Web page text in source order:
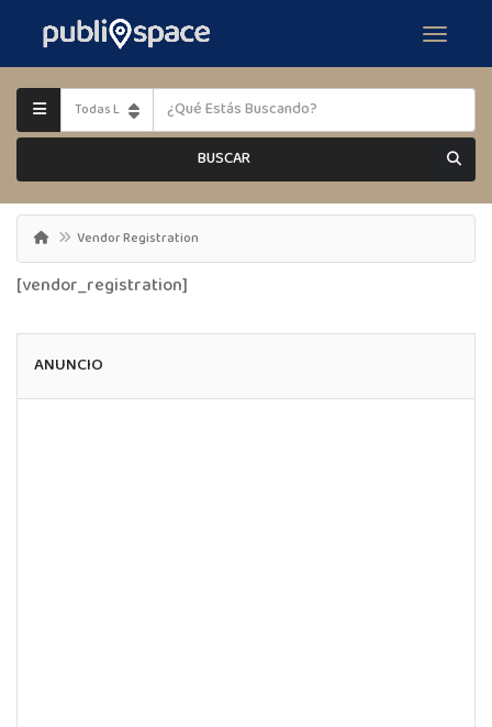
BUSCAR
Vendor Registration
[vendor_registration]
ANUNCIO